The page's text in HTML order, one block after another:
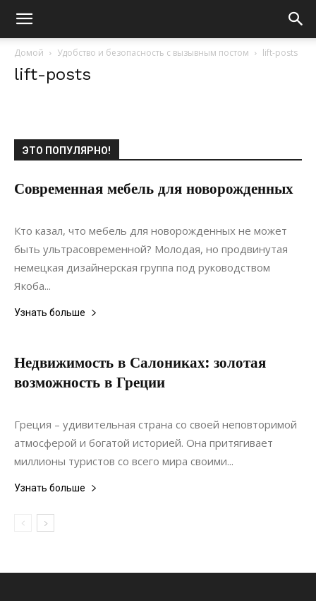
Домой Удобство и безопасность с вызывным постом lift-posts
lift-posts
ЭТО ПОПУЛЯРНО!
Современная мебель для новорожденных
11.06.2017 0
Кто казал, что мебель для новорожденных не может
быть ультрасовременной? Молодая, но продвинутая
немецкая дизайнерская группа под руководством
Якоба...
Узнать больше
Недвижимость в Салониках: золотая
возможность в Греции
01.07.2022
Греция – удивительная страна со своей неповторимой
атмосферой и богатой историей. Она притягивает
миллионы туристов со всего мира своими...
Узнать больше